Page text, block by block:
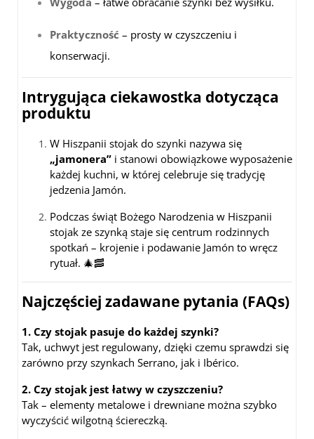
Praktyczność – prosty w czyszczeniu i
konserwacji.
Intrygująca ciekawostka dotycząca
produktu
W Hiszpanii stojak do szynki nazywa się
„jamonera” i stanowi obowiązkowe wyposażenie
każdej kuchni, w której celebruje się tradycję
jedzenia Jamón.
Podczas świąt Bożego Narodzenia w Hiszpanii
stojak ze szynką staje się centrum rodzinnych
spotkań – krojenie i podawanie Jamón to wręcz
rytuał. 🎄🥓
Najczęściej zadawane pytania (FAQs)
1. Czy stojak pasuje do każdej szynki?
Tak, uchwyt jest regulowany, dzięki czemu sprawdzi się
zarówno przy szynkach Serrano, jak i Ibérico.
2. Czy stojak jest łatwy w czyszczeniu?
Tak – elementy metalowe i drewniane można szybko
wyczyścić wilgotną ściereczką.